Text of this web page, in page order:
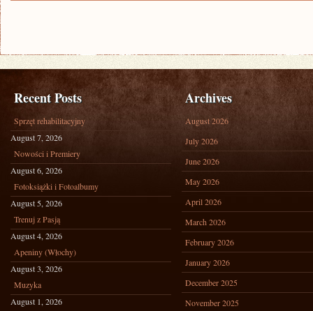
Recent Posts
Sprzęt rehabilitacyjny
August 7, 2026
Nowości i Premiery
August 6, 2026
Fotoksiążki i Fotoalbumy
August 5, 2026
Trenuj z Pasją
August 4, 2026
Apeniny (Włochy)
August 3, 2026
Muzyka
August 1, 2026
Archives
August 2026
July 2026
June 2026
May 2026
April 2026
March 2026
February 2026
January 2026
December 2025
November 2025